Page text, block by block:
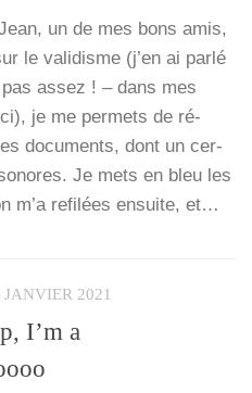
un de mes bons amis,
le vali­disme (j’en ai par­lé
assez ! – dans mes
je me per­mets de ré-
docu­ments, dont un cer­
Je mets en bleu les
m’a refi­lées ensuite, et…
JANVIER 2021
I’m a